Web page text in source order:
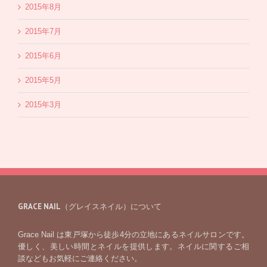
2015年8月
2015年7月
2015年6月
2015年5月
2015年3月
GRACE NAIL（グレイスネイル）について
Grace Nail は東戸塚から徒歩4分の立地にあるネイルサロンです。
優しく、美しい時間とネイルを提供します。ネイルに関するご相
談などもお気軽にご連絡ください。